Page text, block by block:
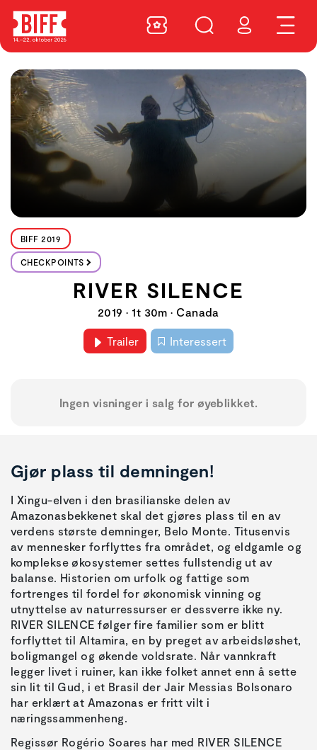
BIFF 2019
CHECKPOINTS
RIVER SILENCE
2019 • 1t 30m • Canada
Trailer Interessert
Ingen visninger i salg for øyeblikket.
Gjør plass til demningen!
I Xingu-elven i den brasilianske delen av
Amazonasbekkenet skal det gjøres plass til en av
verdens største demninger, Belo Monte. Titusenvis
av mennesker forflyttes fra området, og eldgamle og
komplekse økosystemer settes fullstendig ut av
balanse. Historien om urfolk og fattige som
fortrenges til fordel for økonomisk vinning og
utnyttelse av naturressurser er dessverre ikke ny.
RIVER SILENCE følger fire familier som er blitt
forflyttet til Altamira, en by preget av arbeidsløshet,
boligmangel og økende voldsrate. Når vannkraft
legger livet i ruiner, kan ikke folket annet enn å sette
sin lit til Gud, i et Brasil der Jair Messias Bolsonaro
har erklært at Amazonas er fritt vilt i
næringssammenheng.
Regissør Rogério Soares har med RIVER SILENCE